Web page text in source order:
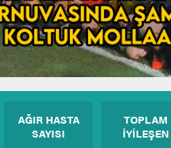
AĞIR HASTA
SAYISI
TOPLAM
İYİLEŞEN